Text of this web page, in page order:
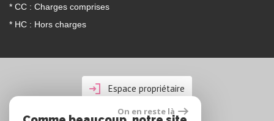
* CC : Charges comprises
* HC : Hors charges
Espace propriétaire
On en reste là